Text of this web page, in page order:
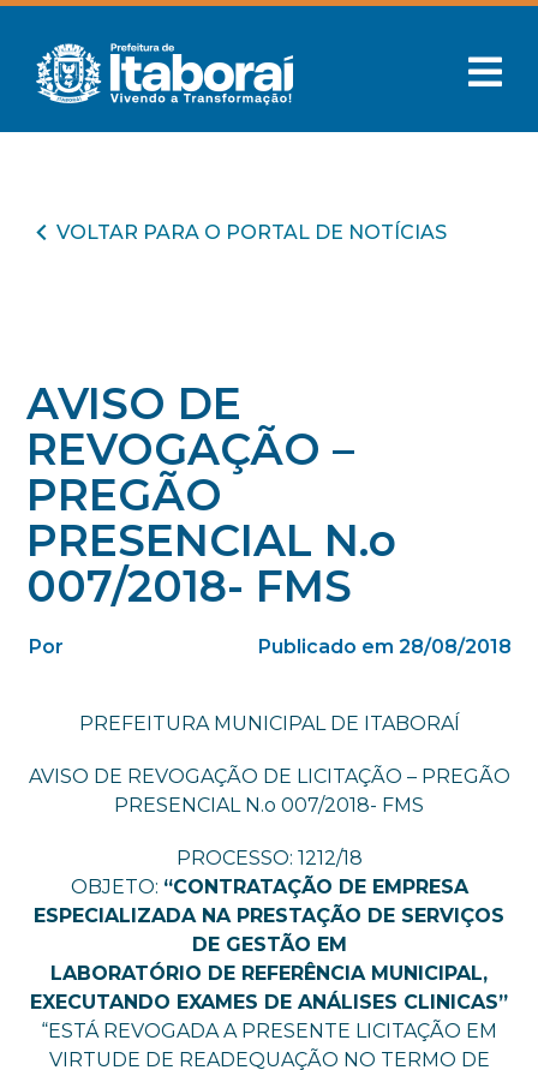
VOLTAR PARA O PORTAL DE NOTÍCIAS
AVISO DE
REVOGAÇÃO –
PREGÃO
PRESENCIAL N.o
007/2018- FMS
Por Publicado em 28/08/2018
PREFEITURA MUNICIPAL DE ITABORAÍ
AVISO DE REVOGAÇÃO DE LICITAÇÃO – PREGÃO
PRESENCIAL N.o 007/2018- FMS
PROCESSO: 1212/18
OBJETO: “CONTRATAÇÃO DE EMPRESA
ESPECIALIZADA NA PRESTAÇÃO DE SERVIÇOS
DE GESTÃO EM
LABORATÓRIO DE REFERÊNCIA MUNICIPAL,
EXECUTANDO EXAMES DE ANÁLISES CLINICAS”
“ESTÁ REVOGADA A PRESENTE LICITAÇÃO EM
VIRTUDE DE READEQUAÇÃO NO TERMO DE